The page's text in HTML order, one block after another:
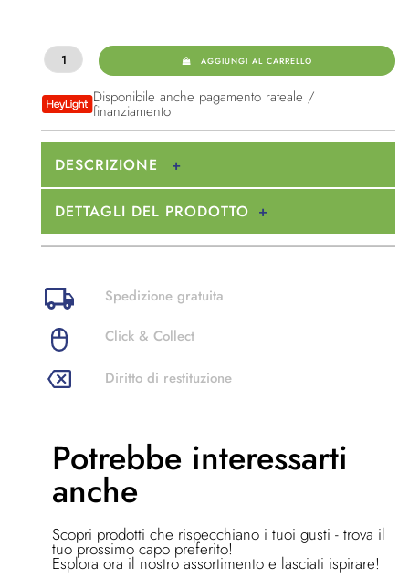
AGGIUNGI AL CARRELLO
Disponibile anche pagamento rateale /
finanziamento
DESCRIZIONE
DETTAGLI DEL PRODOTTO
Spedizione gratuita
Click & Collect
Diritto di restituzione
Potrebbe interessarti
anche
Scopri prodotti che rispecchiano i tuoi gusti - trova il
tuo prossimo capo preferito!
Esplora ora il nostro assortimento e lasciati ispirare!